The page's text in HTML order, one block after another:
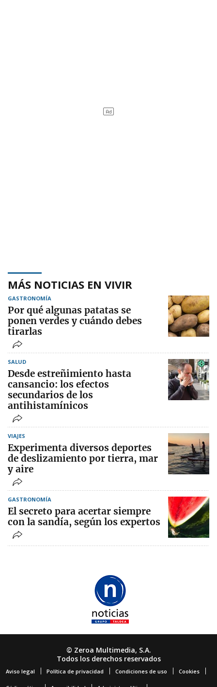
MÁS NOTICIAS EN VIVIR
GASTRONOMÍA
Por qué algunas patatas se
ponen verdes y cuándo debes
tirarlas
SALUD
Desde estreñimiento hasta
cansancio: los efectos
secundarios de los
antihistamínicos
VIAJES
Experimenta diversos deportes
de deslizamiento por tierra, mar
y aire
GASTRONOMÍA
El secreto para acertar siempre
con la sandía, según los expertos
© Zeroa Multimedia, S.A.
Todos los derechos reservados
Aviso legal Política de privacidad Condiciones de uso Cookies